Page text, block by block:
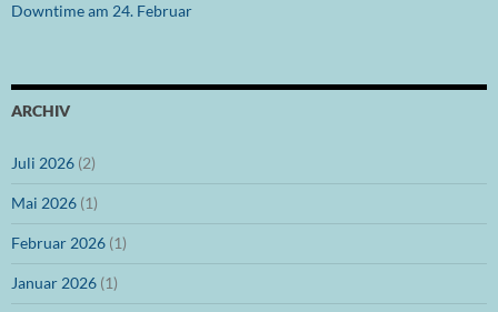
Downtime am 24. Februar
ARCHIV
Juli 2026 (2)
Mai 2026 (1)
Februar 2026 (1)
Januar 2026 (1)